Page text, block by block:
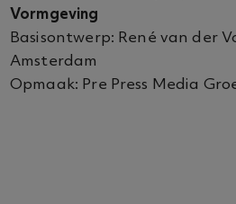
Vormgeving
Basisontwerp: René van der
Amsterdam
Opmaak: Pre Press Media